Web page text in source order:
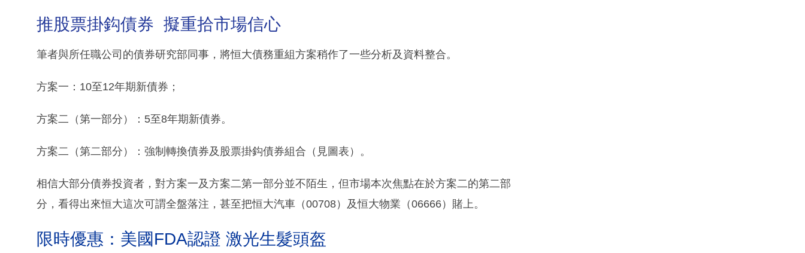
推股票掛鈎債券 擬重拾市場信心
筆者與所任職公司的債券研究部同事，將恒大債務重組方案稍作了一些分析及資料整合。
方案一：10至12年期新債券；
方案二（第一部分）：5至8年期新債券。
方案二（第二部分）：強制轉換債券及股票掛鈎債券組合（見圖表）。
相信大部分債券投資者，對方案一及方案二第一部分並不陌生，但市場本次焦點在於方案二的第二部
分，看得出來恒大這次可謂全盤落注，甚至把恒大汽車（00708）及恒大物業（06666）賭上。
限時優惠：美國FDA認證 激光生髮頭盔